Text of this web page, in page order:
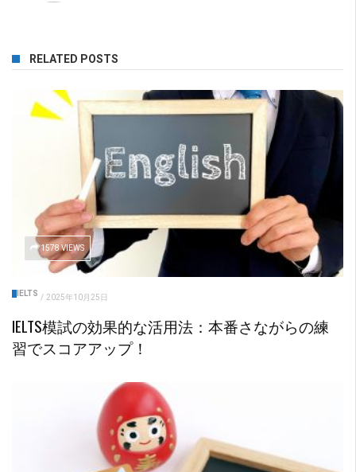
RELATED POSTS
1578 VIEWS
IELTS / 2025年10月25日
IELTS模試の効果的な活用法：本番さながらの練
習でスコアアップ！